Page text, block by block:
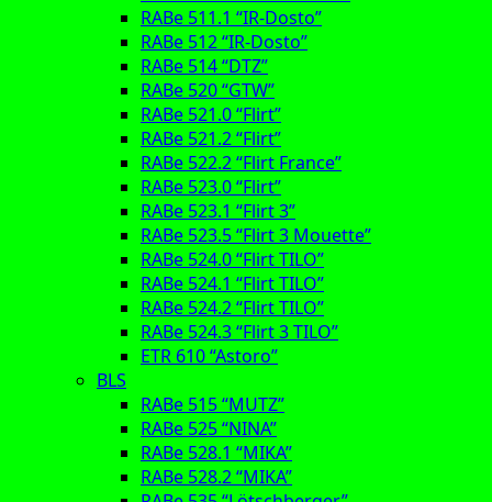
RABe 511.1 “IR-Dosto”
RABe 512 “IR-Dosto”
RABe 514 “DTZ”
RABe 520 “GTW”
RABe 521.0 “Flirt”
RABe 521.2 “Flirt”
RABe 522.2 “Flirt France”
RABe 523.0 “Flirt”
RABe 523.1 “Flirt 3”
RABe 523.5 “Flirt 3 Mouette”
RABe 524.0 “Flirt TILO”
RABe 524.1 “Flirt TILO”
RABe 524.2 “Flirt TILO”
RABe 524.3 “Flirt 3 TILO”
ETR 610 “Astoro”
BLS
RABe 515 “MUTZ”
RABe 525 “NINA”
RABe 528.1 “MIKA”
RABe 528.2 “MIKA”